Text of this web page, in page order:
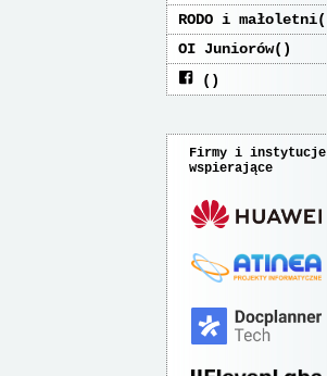
RODO i małoletni
OI Juniorów
Firmy i instytucje
wspierające